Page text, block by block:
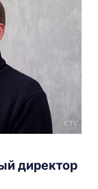
директор